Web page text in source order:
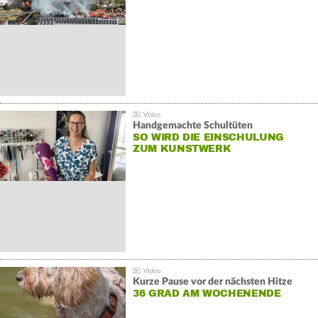
Handgemachte Schultüten
SO WIRD DIE EINSCHULUNG
ZUM KUNSTWERK
Kurze Pause vor der nächsten Hitze
36 GRAD AM WOCHENENDE